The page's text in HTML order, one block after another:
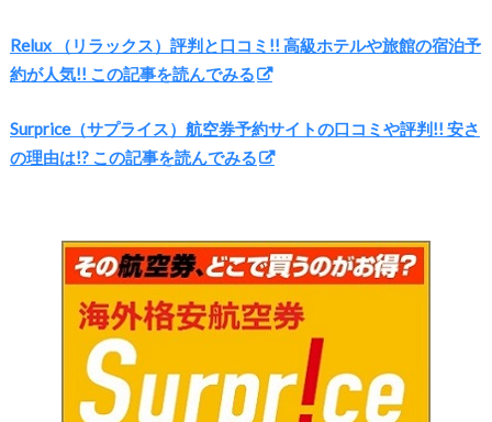
Relux （リラックス）評判と口コミ!! 高級ホテルや旅館の宿泊予
約が人気!! この記事を読んでみる
Surprice（サプライス）航空券予約サイトの口コミや評判!! 安さ
の理由は!? この記事を読んでみる